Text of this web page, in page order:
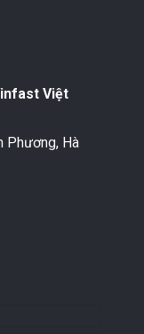
Việt
Phương, Hà